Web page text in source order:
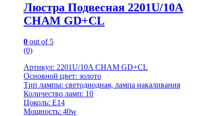
Люстра Подвесная 2201U/10A
CHAM GD+CL
0 out of 5
(0)
Артикул: 2201U/10A CHAM GD+CL
Основной цвет: золото
Тип лампы: светодиодная, лампа накаливания
Количество ламп: 10
Цоколь: E14
Мощность: 40w